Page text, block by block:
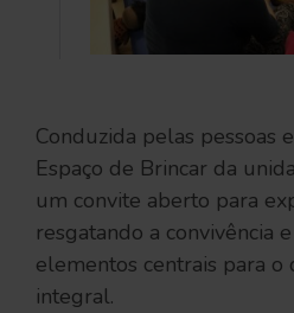
Conduzida pelas pessoas
Espaço de Brincar da
um convite aberto para
resgatando a convivência
elementos centrais para o
integral.